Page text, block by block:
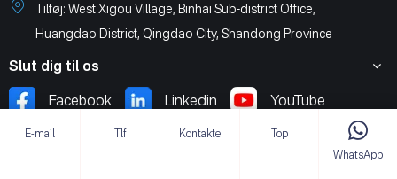
Tilføj: West Xigou Village, Binhai Sub-district Office,
Huangdao District, Qingdao City, Shandong Province
Slut dig til os
Facebook
Linkedin YouTube
TikTok
E-mail Tlf Kontakte
Top
WhatsApp